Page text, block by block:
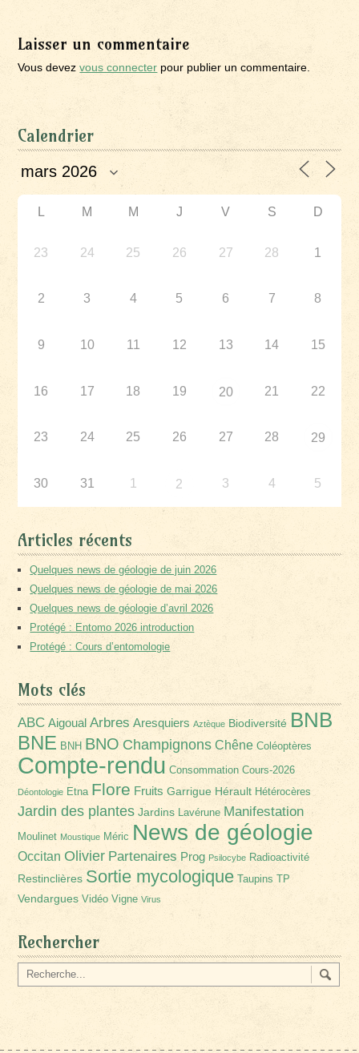
Laisser un commentaire
Vous devezvous connecter pour publier un commentaire.
Calendrier
L M M J V S D
23 24 25 26 27 28 1
2 3 4 5 6 7 8
9 10 11 12 13 14 15
16 17 18 19 20 21 22
23 24 25 26 27 28 29
30 31 1 2 3 4 5
Articles récents
Quelques news de géologie de juin 2026
Quelques news de géologie de mai 2026
Quelques news de géologie d’avril 2026
Protégé : Entomo 2026 introduction
Protégé : Cours d’entomologie
Mots clés
ABC Aigoual Arbres Aresquiers Aztèque Biodiversité BNB
BNE BNH BNO Champignons Chêne Coléoptères
Compte-rendu Consommation Cours-2026
Déontologie Etna Flore Fruits Garrigue Hérault Hétérocères
Jardin des plantes Jardins Lavérune Manifestation
Moulinet Moustique Méric News de géologie
Occitan Olivier Partenaires Prog Psilocybe Radioactivité
Restinclières Sortie mycologique Taupins TP
Vendargues Vidéo Vigne Virus
Rechercher